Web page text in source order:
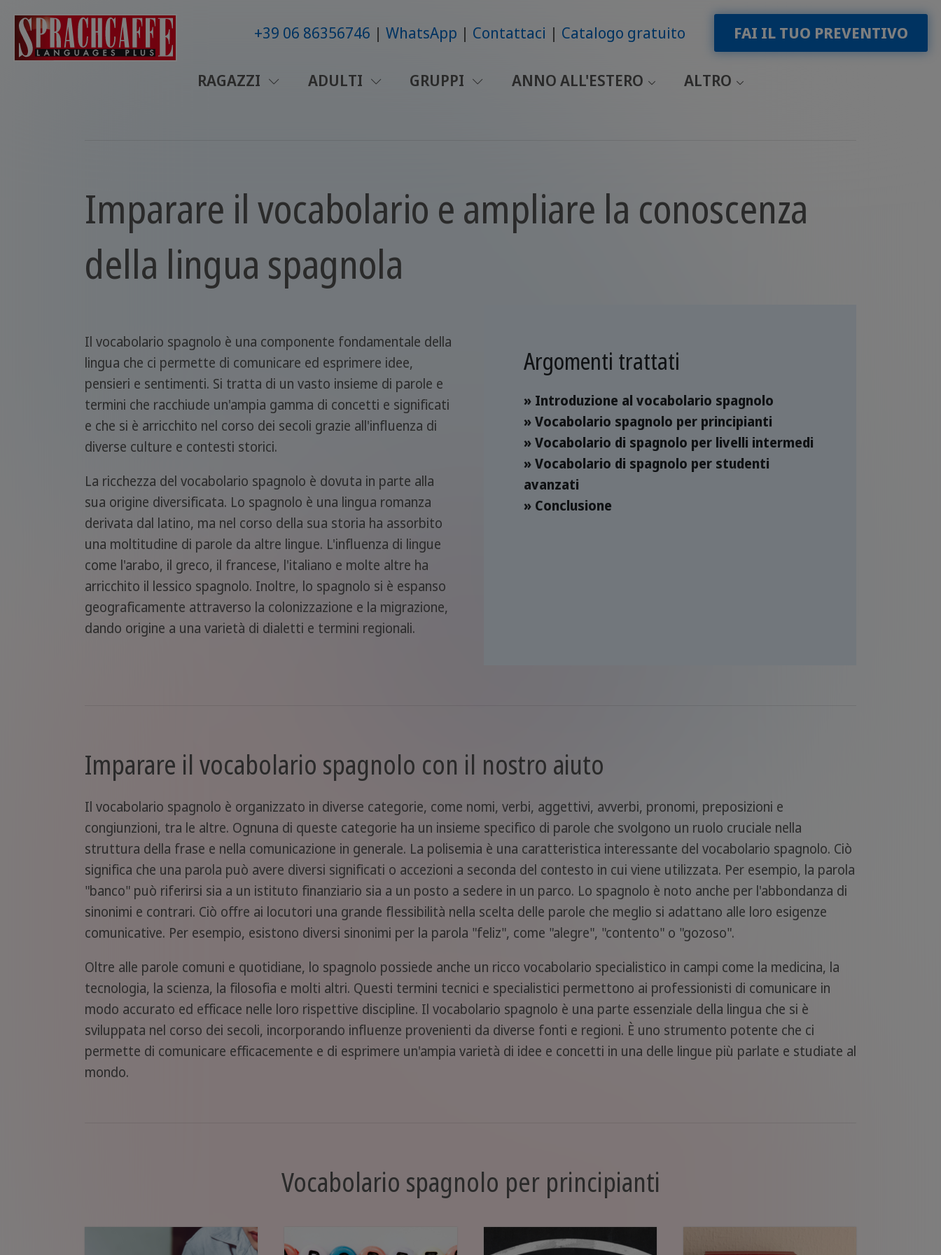
+39 06 86356746 WhatsApp Contattaci Catalogo gratuito FAI IL TUO PREVENTIVO
RAGAZZI ADULTI GRUPPI ANNO ALL'ESTERO ALTRO
Imparare il vocabolario e ampliare la conoscenza
della lingua spagnola
Il vocabolario spagnolo è una componente fondamentale della
lingua che ci permette di comunicare ed esprimere idee,
pensieri e sentimenti. Si tratta di un vasto insieme di parole e
termini che racchiude un'ampia gamma di concetti e significati
e che si è arricchito nel corso dei secoli grazie all'influenza di
diverse culture e contesti storici.
La ricchezza del vocabolario spagnolo è dovuta in parte alla
sua origine diversificata. Lo spagnolo è una lingua romanza
derivata dal latino, ma nel corso della sua storia ha assorbito
una moltitudine di parole da altre lingue. L'influenza di lingue
come l'arabo, il greco, il francese, l'italiano e molte altre ha
arricchito il lessico spagnolo. Inoltre, lo spagnolo si è espanso
geograficamente attraverso la colonizzazione e la migrazione,
dando origine a una varietà di dialetti e termini regionali.
Argomenti trattati
» Introduzione al vocabolario spagnolo
» Vocabolario spagnolo per principianti
» Vocabolario di spagnolo per livelli intermedi
» Vocabolario di spagnolo per studenti
avanzati
» Conclusione
Imparare il vocabolario spagnolo con il nostro aiuto
Il vocabolario spagnolo è organizzato in diverse categorie, come nomi, verbi, aggettivi, avverbi, pronomi, preposizioni e
congiunzioni, tra le altre. Ognuna di queste categorie ha un insieme specifico di parole che svolgono un ruolo cruciale nella
struttura della frase e nella comunicazione in generale. La polisemia è una caratteristica interessante del vocabolario spagnolo. Ciò
significa che una parola può avere diversi significati o accezioni a seconda del contesto in cui viene utilizzata. Per esempio, la parola
"banco" può riferirsi sia a un istituto finanziario sia a un posto a sedere in un parco. Lo spagnolo è noto anche per l'abbondanza di
sinonimi e contrari. Ciò offre ai locutori una grande flessibilità nella scelta delle parole che meglio si adattano alle loro esigenze
comunicative. Per esempio, esistono diversi sinonimi per la parola "feliz", come "alegre", "contento" o "gozoso".
Oltre alle parole comuni e quotidiane, lo spagnolo possiede anche un ricco vocabolario specialistico in campi come la medicina, la
tecnologia, la scienza, la filosofia e molti altri. Questi termini tecnici e specialistici permettono ai professionisti di comunicare in
modo accurato ed efficace nelle loro rispettive discipline. Il vocabolario spagnolo è una parte essenziale della lingua che si è
sviluppata nel corso dei secoli, incorporando influenze provenienti da diverse fonti e regioni. È uno strumento potente che ci
permette di comunicare efficacemente e di esprimere un'ampia varietà di idee e concetti in una delle lingue più parlate e studiate al
mondo.
Vocabolario spagnolo per principianti